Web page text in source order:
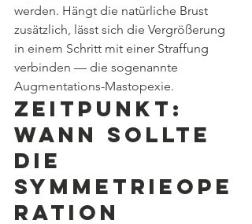
werden. Hängt die natürliche Brust
zusätzlich, lässt sich die Vergrößerung
in einem Schritt mit einer Straffung
verbinden — die sogenannte
Augmentations-Mastopexie.
Zeitpunkt:
wann sollte
die
Symmetrieope
ration